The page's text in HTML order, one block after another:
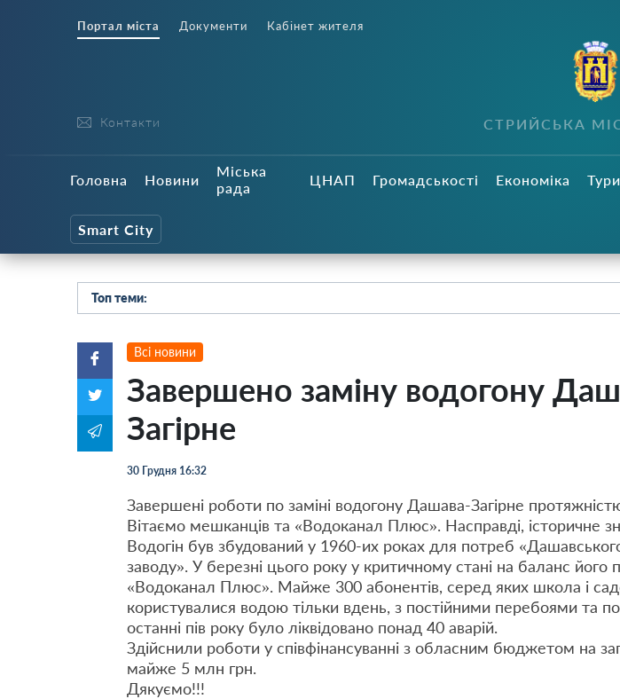
Портал міста Документи Кабінет жителя
Контакти СТРИЙСЬКА
Головна Новини
Міська
рада
ЦНАП Громадськості Економіка
Smart City
Топ теми:
Всі новини
Завершено заміну водогону
Загірне
30 Грудня 16:32
Завершені роботи по заміні водогону Дашава-Загірне
Вітаємо мешканців та «Водоканал Плюс». Насправді, історичне
Водогін був збудований у 1960-их роках для потреб
заводу». У березні цього року у критичному стані на баланс
«Водоканал Плюс». Майже 300 абонентів, серед яких школа і
користувалися водою тільки вдень, з постійними перебоями та
останні пів року було ліквідовано понад 40 аварій.
Здійснили роботи у співфінансуванні з обласним бюджетом на
майже 5 млн грн.
Дякуємо!!!